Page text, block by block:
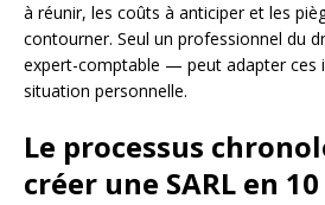
à réunir, les coûts à anticiper et les
contourner. Seul un professionnel du
expert-comptable — peut adapter ces
situation personnelle.
Le processus
créer une SARL en